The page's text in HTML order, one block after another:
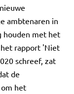
ambtenaren in
houden met het
rapport 'Niet
schreef, zat
de
het